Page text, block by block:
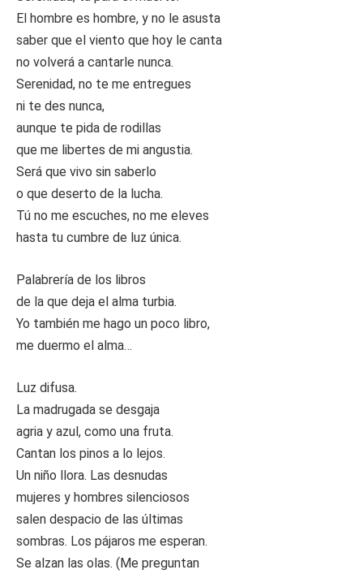
El hombre es hombre, y no le asusta
saber que el viento que hoy le canta
no volverá a cantarle nunca.
Serenidad, no te me entregues
ni te des nunca,
aunque te pida de rodillas
que me libertes de mi angustia.
Será que vivo sin saberlo
o que deserto de la lucha.
Tú no me escuches, no me eleves
hasta tu cumbre de luz única.
Palabrería de los libros
de la que deja el alma turbia.
Yo también me hago un poco libro,
me duermo el alma…
Luz difusa.
La madrugada se desgaja
agria y azul, como una fruta.
Cantan los pinos a lo lejos.
Un niño llora. Las desnudas
mujeres y hombres silenciosos
salen despacio de las últimas
sombras. Los pájaros me esperan.
Se alzan las olas. (Me preguntan